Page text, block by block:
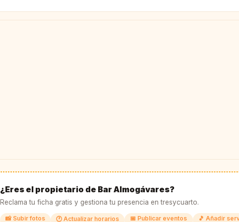
¿Eres el propietario de Bar Almogávares?
Reclama tu ficha gratis y gestiona tu presencia en tresycuarto.
📸 Subir fotos 🕐 Actualizar horarios 📅 Publicar eventos 🎵 Añadir